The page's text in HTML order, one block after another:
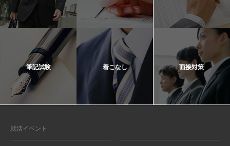
筆記試験 着こなし 面接対策
就活イベント